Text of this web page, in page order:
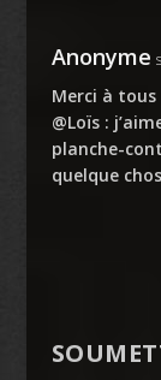
Anonyme
Merci à
@Loïs :
planche-
quelque